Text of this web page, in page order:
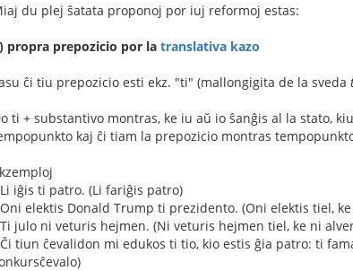
du plej ŝatata proponoj por iuj reformoj estas:
propra prepozicio por la translativa kazo
ĉi tiu prepozicio esti ekz. "ti" (mallongigita de la sveda
ti + substantivo montras, ke iu aŭ io ŝanĝis al la stato,
kaj ĉi tiam la prepozicio montras
iĝis ti patro. (Li fariĝis patro)
elektis Donald Trump ti prezidento. (Oni elektis tiel,
julo ni veturis hejmen. (Ni veturis hejmen tiel, ke ni
tiun ĉevalidon mi edukos ti tio, kio estis ĝia patro: ti